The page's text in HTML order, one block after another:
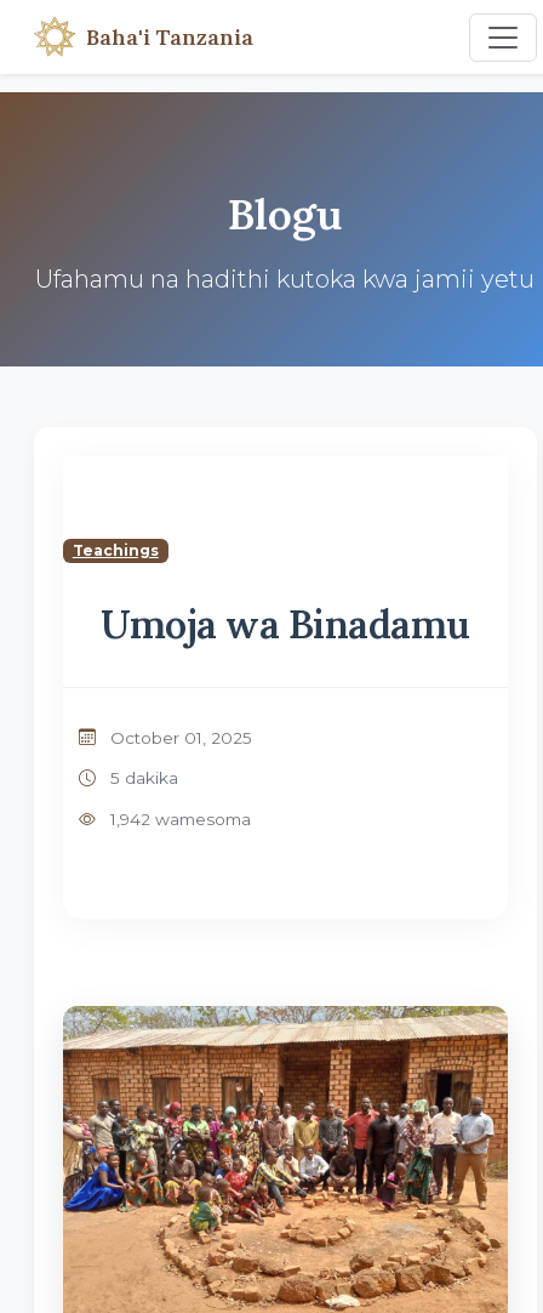
Baha'i Tanzania
Blogu
Ufahamu na hadithi kutoka kwa jamii yetu
Teachings
Umoja wa Binadamu
October 01, 2025
5 dakika
1,942 wamesoma